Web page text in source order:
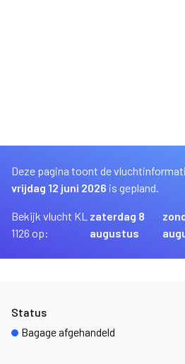
Deze pagina toont de
vrijdag 12 juni 2026 is gepland.
Bekijk vlucht KL
1126 op:
zaterdag 8
augustus
Status
Bagage afgehandeld